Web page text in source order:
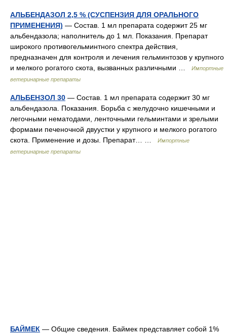
АЛЬБЕНДАЗОЛ 2,5 % (СУСПЕНЗИЯ ДЛЯ ОРАЛЬНОГО
ПРИМЕНЕНИЯ) — Состав. 1 мл препарата содержит 25 мг
альбендазола; наполнитель до 1 мл. Показания. Препарат
широкого противогельминтного спектра действия,
предназначен для контроля и лечения гельминтозов у крупного
и мелкого рогатого скота, вызванных различными …
Импортные
ветеринарные препараты
АЛЬБЕНЗОЛ 30 — Состав. 1 мл препарата содержит 30 мг
альбендазола. Показания. Борьба с желудочно кишечными и
легочными нематодами, ленточными гельминтами и зрелыми
формами печеночной двуустки у крупного и мелкого рогатого
скота. Применение и дозы. Препарат… …
Импортные
ветеринарные препараты
БАЙМЕК — Общие сведения. Баймек представляет собой 1%